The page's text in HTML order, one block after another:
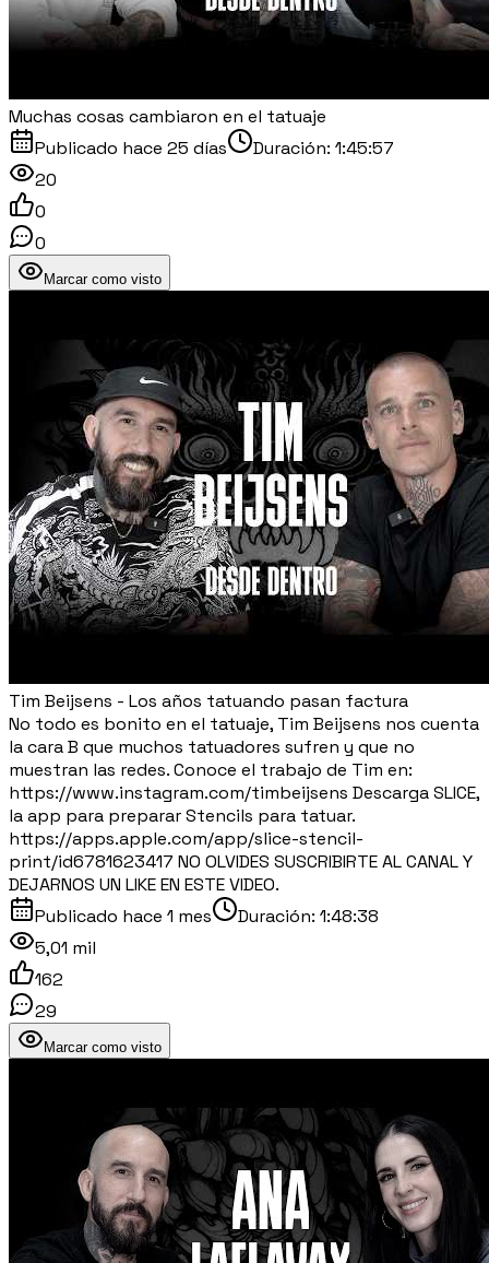
Muchas cosas cambiaron en el tatuaje
Publicado hace 25 días Duración: 1:45:57
20
0
0
Marcar como visto
Tim Beijsens - Los años tatuando pasan factura
No todo es bonito en el tatuaje, Tim Beijsens nos cuenta
la cara B que muchos tatuadores sufren y que no
muestran las redes. Conoce el trabajo de Tim en:
https://www.instagram.com/timbeijsens Descarga SLICE,
la app para preparar Stencils para tatuar.
https://apps.apple.com/app/slice-stencil-
print/id6781623417 NO OLVIDES SUSCRIBIRTE AL CANAL Y
DEJARNOS UN LIKE EN ESTE VIDEO.
Publicado hace 1 mes Duración: 1:48:38
5,01 mil
162
29
Marcar como visto